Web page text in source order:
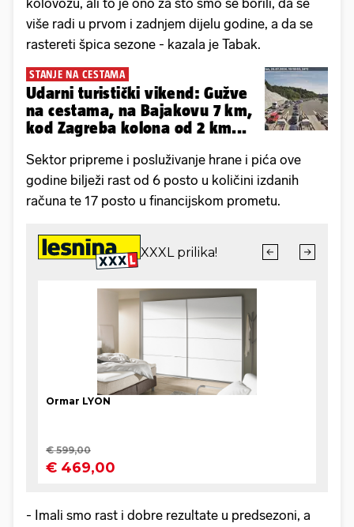
kolovozu, ali to je ono za što smo se borili, da se
više radi u prvom i zadnjem dijelu godine, a da se
rastereti špica sezone - kazala je Tabak.
STANJE NA CESTAMA
Udarni turistički vikend: Gužve
na cestama, na Bajakovu 7 km,
kod Zagreba kolona od 2 km...
Sektor pripreme i posluživanje hrane i pića ove
godine bilježi rast od 6 posto u količini izdanih
računa te 17 posto u financijskom prometu.
- Imali smo rast i dobre rezultate u predsezoni, a